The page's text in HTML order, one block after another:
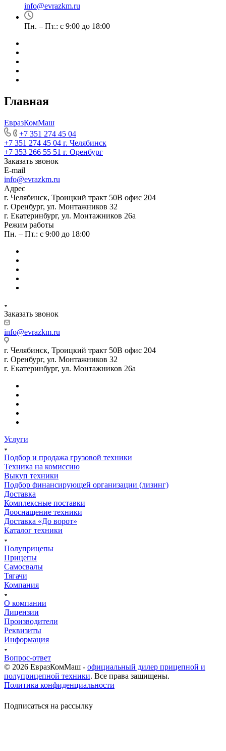
info@evrazkm.ru
Пн. – Пт.: с 9:00 до 18:00
Главная
ЕвразКомМаш
+7 351 274 45 04
+7 351 274 45 04 г. Челябинск
+7 353 266 55 51 г. Оренбург
Заказать звонок
E-mail
info@evrazkm.ru
Адрес
г. Челябинск, Троицкий тракт 50В офис 204
г. Оренбург, ул. Монтажников 32
г. Екатеринбург, ул. Монтажников 26а
Режим работы
Пн. – Пт.: с 9:00 до 18:00
Заказать звонок
info@evrazkm.ru
г. Челябинск, Троицкий тракт 50В офис 204
г. Оренбург, ул. Монтажников 32
г. Екатеринбург, ул. Монтажников 26а
Услуги
Подбор и продажа грузовой техники
Техника на комиссию
Выкуп техники
Подбор финансирующей организации (лизинг)
Доставка
Комплексные поставки
Дооснащение техники
Доставка «До ворот»
Каталог техники
Полуприцепы
Прицепы
Самосвалы
Тягачи
Компания
О компании
Лицензии
Производители
Реквизиты
Информация
Вопрос-ответ
© 2026 ЕвразКомМаш - официальный дилер прицепной и
полуприцепной техники. Все права защищены.
Политика конфиденциальности
Подписаться на рассылку